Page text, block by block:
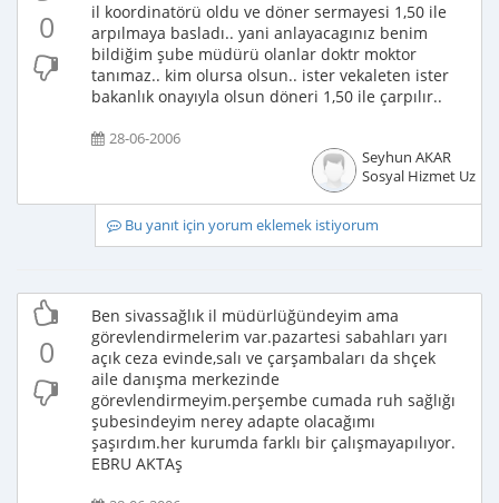
0
il koordinatörü oldu ve döner sermayesi 1,50 ile
arpılmaya basladı.. yani anlayacagınız benim
bildiğim şube müdürü olanlar doktr moktor
tanımaz.. kim olursa olsun.. ister vekaleten ister
bakanlık onayıyla olsun döneri 1,50 ile çarpılır..
28-06-2006
Seyhun AKAR
Sosyal Hizmet
Bu yanıt için yorum eklemek istiyorum
0
Ben sivassağlık il müdürlüğündeyim ama
görevlendirmelerim var.pazartesi sabahları yarı
açık ceza evinde,salı ve çarşambaları da shçek
aile danışma merkezinde
görevlendirmeyim.perşembe cumada ruh sağlığı
şubesindeyim nerey adapte olacağımı
şaşırdım.her kurumda farklı bir çalışmayapılıyor.
EBRU AKTAş